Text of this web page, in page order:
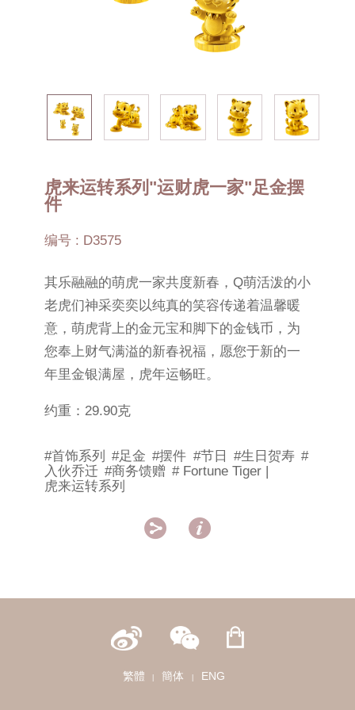
虎来运转系列"运财虎一家"足金摆
件
编号 : D3575
其乐融融的萌虎一家共度新春，Q萌活泼的小
老虎们神采奕奕以纯真的笑容传递着温馨暖
意，萌虎背上的金元宝和脚下的金钱币，为
您奉上财气满溢的新春祝福，愿您于新的一
年里金银满屋，虎年运畅旺。
约重：29.90克
#首饰系列 #足金 #摆件 #节日 #生日贺寿 #
入伙乔迁 #商务馈赠 # Fortune Tiger |
虎来运转系列
 
繁體 簡体 ENG